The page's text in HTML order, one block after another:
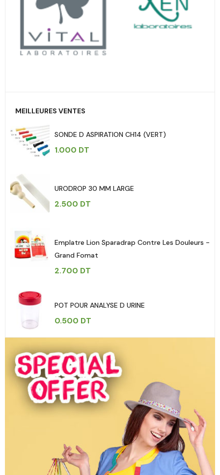
MEILLEURES VENTES
SONDE D ASPIRATION CH14 (VERT)
1.000 DT
URODROP 30 MM LARGE
2.500 DT
Emplatre Lion Sparadrap Contre Les Douleurs -
Grand Fomat
2.700 DT
POT POUR ANALYSE D URINE
0.500 DT